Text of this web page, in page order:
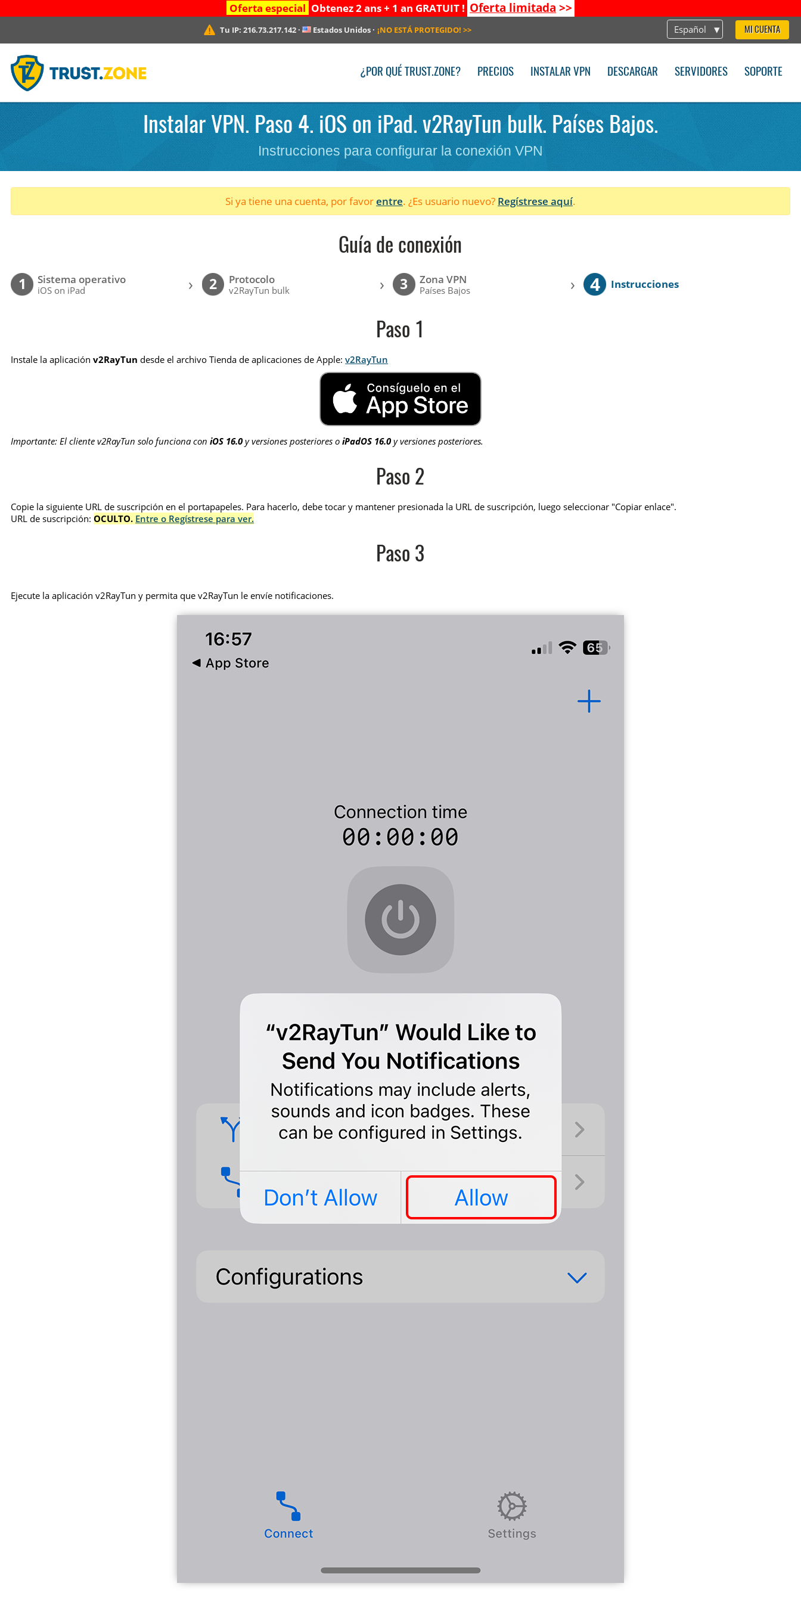
Oferta especial Obtenez 2 ans + 1 an GRATUIT ! Oferta limitada >>
Español MI CUENTA
Tu IP: 216.73.217.142· Estados Unidos· ¡NO ESTÁ PROTEGIDO! >>
¿POR QUÉ TRUST.ZONE? PRECIOS INSTALAR VPN DESCARGAR SERVIDORES SOPORTE
Instalar VPN. Paso 4. iOS on iPad. v2RayTun bulk. Países Bajos.
Instrucciones para configurar la conexión VPN
Si ya tiene una cuenta, por favorentre. ¿Es usuario nuevo? Regístrese aquí.
Guía de conexión
1 Sistema operativo
iOS on iPad › 2 Protocolo
v2RayTun bulk › 3 Zona VPN
Países Bajos › 4 Instrucciones
Paso 1
Instale la aplicaciónv2RayTun desde el archivo Tienda de aplicaciones de Apple:v2RayTun
Importante: El cliente v2RayTun solo funciona coniOS 16.0y versiones posteriores oiPadOS 16.0y versiones posteriores.
Paso 2
Copie la siguiente URL de suscripción en el portapapeles. Para hacerlo, debe tocar y mantener presionada la URL de suscripción, luego seleccionar "Copiar enlace".
URL de suscripción: OCULTO. Entre o Regístrese para ver.
Paso 3
Ejecute la aplicación v2RayTun y permita que v2RayTun le envíe notificaciones.